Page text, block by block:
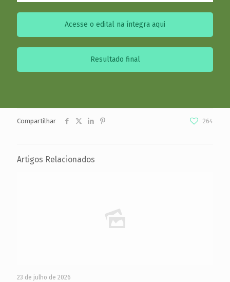
Acesse o edital na íntegra aqui
Resultado final
Compartilhar 264
Artigos Relacionados
23 de julho de 2026